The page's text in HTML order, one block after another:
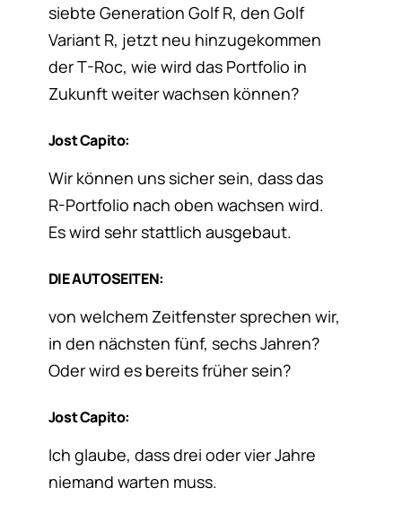
siebte Generation Golf R, den Golf
Variant R, jetzt neu hinzugekommen
der T-Roc, wie wird das Portfolio in
Zukunft weiter wachsen können?
Jost Capito:
Wir können uns sicher sein, dass das
R-Portfolio nach oben wachsen wird.
Es wird sehr stattlich ausgebaut.
DIE AUTOSEITEN:
von welchem Zeitfenster sprechen wir,
in den nächsten fünf, sechs Jahren?
Oder wird es bereits früher sein?
Jost Capito:
Ich glaube, dass drei oder vier Jahre
niemand warten muss.